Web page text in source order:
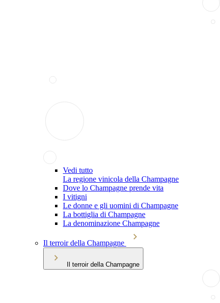
Vedi tutto
La regione vinicola della Champagne
Dove lo Champagne prende vita
I vitigni
Le donne e gli uomini di Champagne
La bottiglia di Champagne
La denominazione Champagne
Il terroir della Champagne
Il terroir della Champagne